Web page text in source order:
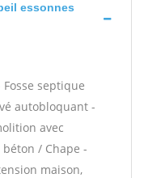
essonnes
septique
autobloquant -
avec
/ Chape -
maison,